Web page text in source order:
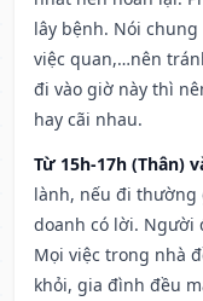
lây bệnh. Nói
việc quan,…nên
đi vào giờ này thì
hay cãi nhau.
Từ 15h-17h (Thân)
lành, nếu đi thường
doanh có lời. Người
Mọi việc trong nhà
khỏi, gia đình đều